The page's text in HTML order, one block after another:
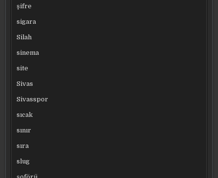
şifre
sigara
Silah
sinema
site
Sivas
Sivasspor
sıcak
sınır
sıra
slug